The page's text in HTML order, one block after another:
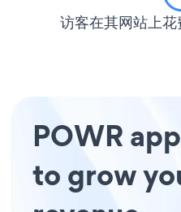
访客在其网站上花
POWR
to grow